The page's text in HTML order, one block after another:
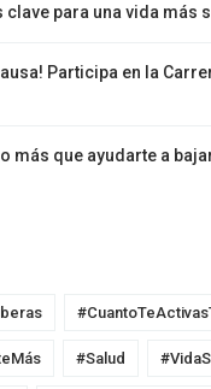
clave para una vida más
Participa en la
más que ayudarte a
#Salud